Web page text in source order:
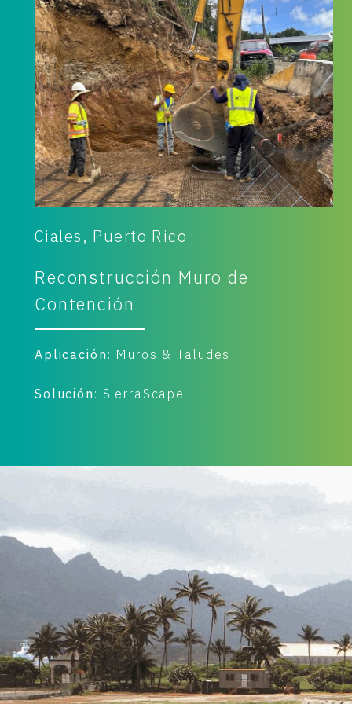
Ciales, Puerto Rico
Reconstrucción Muro de
Contención
Aplicación : Muros & Taludes
Solución : SierraScape